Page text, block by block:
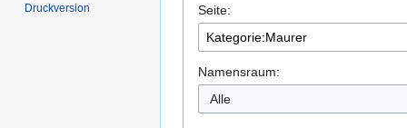
springen
springen
Seite:
Namensraum:
Alle
Druckversion